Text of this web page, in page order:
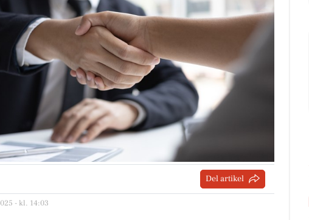
Del artikel
- kl. 14:03